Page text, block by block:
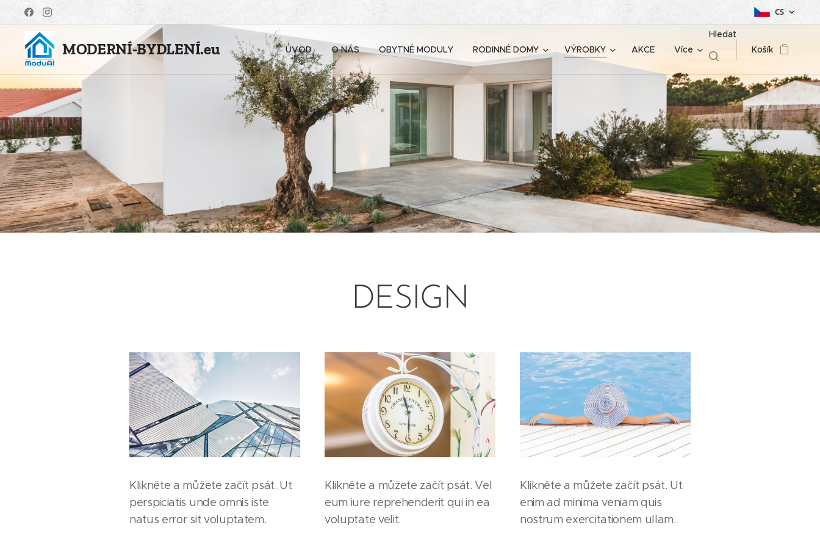
CS
MODERNÍ-BYDLENÍ.eu ÚVOD O NÁS OBYTNÉ MODULY RODINNÉ DOMY VÝROBKY AKCE Více
Hledat
Košík
DESIGN
Klikněte a můžete začít psát. Ut
perspiciatis unde omnis iste
natus error sit voluptatem.
Klikněte a můžete začít psát. Vel
eum iure reprehenderit qui in ea
voluptate velit.
Klikněte a můžete začít psát. Ut
enim ad minima veniam quis
nostrum exercitationem ullam.